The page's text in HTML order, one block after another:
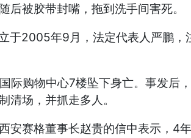
被胶带封嘴，拖到洗手间害死。
2005年9月，法定代表人严鹏，
购物中心7楼坠下身亡。事发后
清场，并抓走多人。
赛格董事长赵贵的信中表示，4